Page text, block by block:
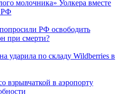
молочника» Уолкера вместе
РФ
РФ освободить
при смерти?
ударила по складу Wildberries в
взрывчаткой в аэропорту